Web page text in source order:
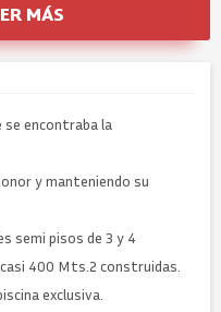
MÁS
se encontraba la
y manteniendo su
semi pisos de 3 y 4
400 Mts.2 construidas.
exclusiva.